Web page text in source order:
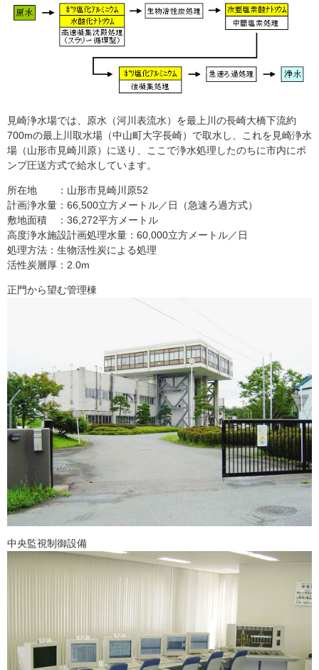
見崎浄水場では、原水（河川表流水）を最上川の長崎大橋下流約
700mの最上川取水場（中山町大字長崎）で取水し、これを見崎浄水
場（山形市見崎川原）に送り、ここで浄水処理したのちに市内にポ
ンプ圧送方式で給水しています。
所在地 ：山形市見崎川原52
計画浄水量：66,500立方メートル／日（急速ろ過方式）
敷地面積 ：36,272平方メートル
高度浄水施設計画処理水量：60,000立方メートル／日
処理方法：生物活性炭による処理
活性炭層厚：2.0m
正門から望む管理棟
中央監視制御設備